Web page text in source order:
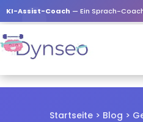
KI-Assist-Coach — Ein Sprach-Coach, der mit
Startseite> Blog >